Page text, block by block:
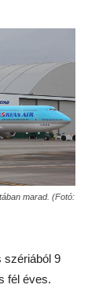
marad. (Fotó:
szériából 9
fél éves.